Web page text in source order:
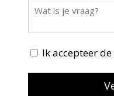
Ik accepteer de